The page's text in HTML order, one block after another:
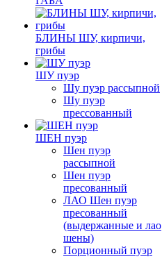
БЛИНЫ ШУ, кирпичи,
грибы
ШУ пуэр
Шу пуэр рассыпной
Шу пуэр
прессованный
ШЕН пуэр
Шен пуэр
рассыпной
Шен пуэр
пресованный
ЛАО Шен пуэр
пресованный
(выдержанные и лао
шены)
Порционный пуэр